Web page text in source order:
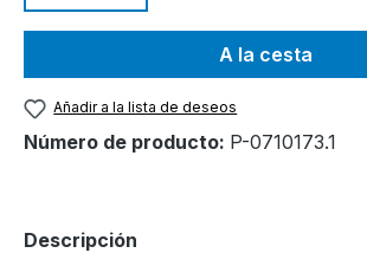
A la cesta
Añadir a la lista de deseos
Número de producto: P-0710173.1
Descripción